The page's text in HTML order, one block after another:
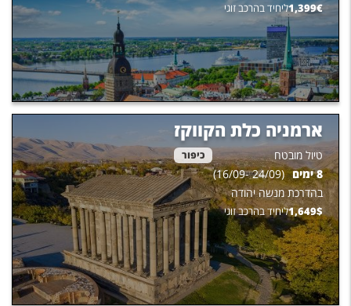
1,399€ ליחיד בהרכב זוגי
ארמניה כלת הקווקז
טיול מובטח כיפור
8ימים (
24/09
-
16/09
)
בהדרכת מנשה יהודה
1,649$ ליחיד בהרכב זוגי